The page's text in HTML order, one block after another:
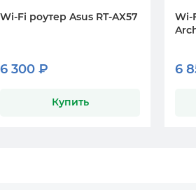
Wi-Fi роутер Asus RT-AX57
6 300 ₽
Купить
Wi-
6